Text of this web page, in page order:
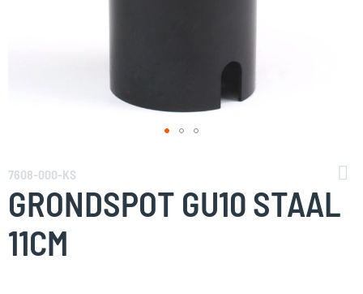
naar
het
begin
van
de
afbeeldingen-
7608-000-KS
GRONDSPOT GU10 STAAL
11CM